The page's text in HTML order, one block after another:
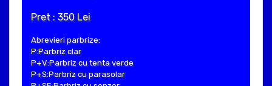
Pret : 350 Lei
Abrevieri parbrize:
P:Parbriz clar
P+V:Parbriz cu tenta verde
P+S:Parbriz cu parasolar